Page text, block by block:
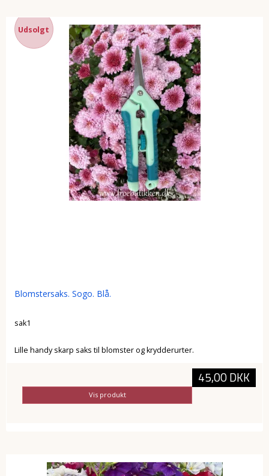
Udsolgt
Blomstersaks. Sogo. Blå.
sak1
Lille handy skarp saks til blomster og krydderurter.
45,00 DKK
Vis produkt